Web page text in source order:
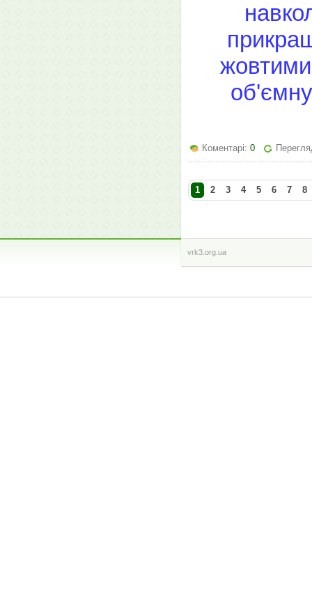
жовтими
Коментарі: 0
1 2 3 4 5 6 7 8
vrk3.org.ua